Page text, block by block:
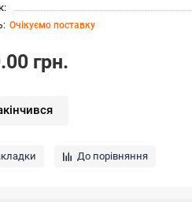
Очікуємо поставку
грн.
До порівняння